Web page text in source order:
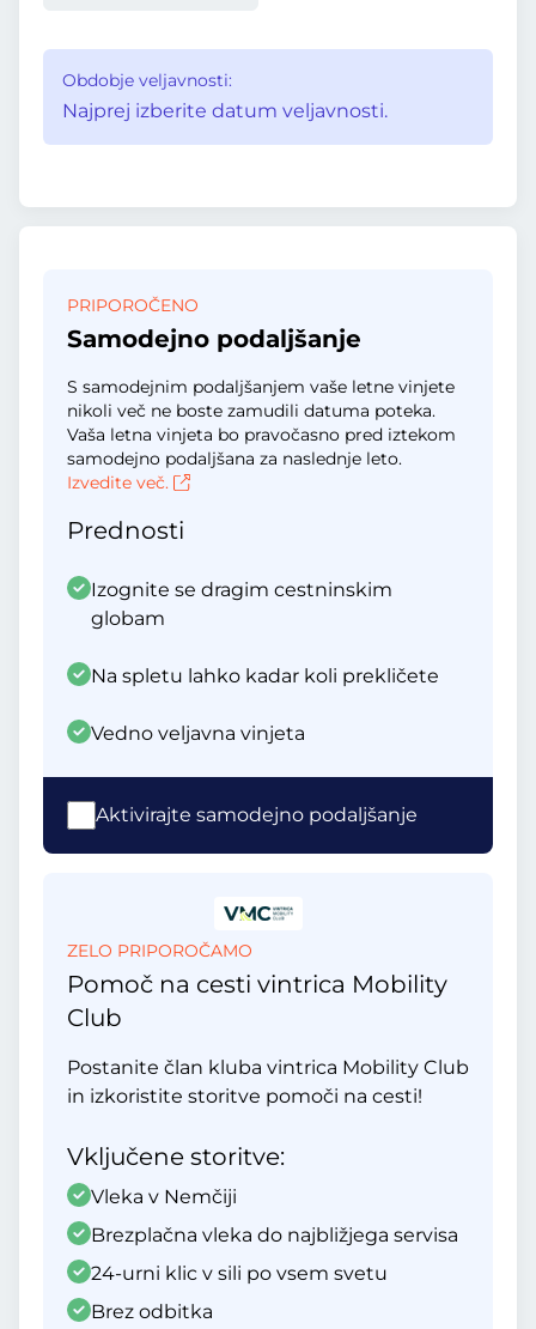
Obdobje veljavnosti:
Najprej izberite datum veljavnosti.
PRIPOROČENO
Samodejno podaljšanje
S samodejnim podaljšanjem vaše letne vinjete
nikoli več ne boste zamudili datuma poteka.
Vaša letna vinjeta bo pravočasno pred iztekom
samodejno podaljšana za naslednje leto.
Izvedite več.
Prednosti
Izognite se dragim cestninskim
globam
Na spletu lahko kadar koli prekličete
Vedno veljavna vinjeta
Aktivirajte samodejno podaljšanje
ZELO PRIPOROČAMO
Pomoč na cesti vintrica Mobility
Club
Postanite član kluba vintrica Mobility Club
in izkoristite storitve pomoči na cesti!
Vključene storitve:
Vleka v Nemčiji
Brezplačna vleka do najbližjega servisa
24-urni klic v sili po vsem svetu
Brez odbitka